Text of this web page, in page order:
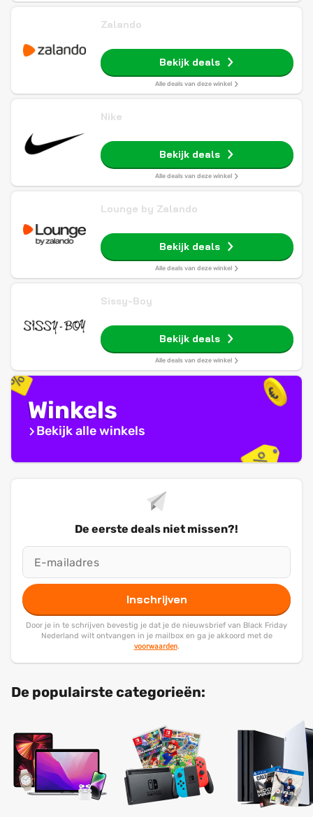
Zalando
Bekijk deals
Alle deals van deze winkel
Nike
Bekijk deals
Alle deals van deze winkel
Lounge by Zalando
Bekijk deals
Alle deals van deze winkel
Sissy-Boy
Bekijk deals
Alle deals van deze winkel
Winkels
Bekijk alle winkels
De eerste deals niet missen?!
Inschrijven
Door je in te schrijven bevestig je dat je de nieuwsbrief van Black Friday
Nederland wilt ontvangen in je mailbox en ga je akkoord met de
voorwaarden.
De populairste categorieën: